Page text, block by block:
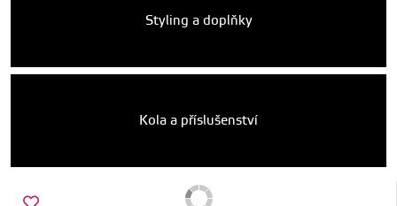
Styling a doplňky
Kola a příslušenství